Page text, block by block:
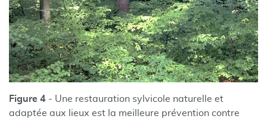
Figure 4 - Une restauration sylvicole naturelle et
adaptée aux lieux est la meilleure prévention contre